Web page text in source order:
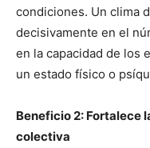
condiciones. Un clima
decisivamente en el
en la capacidad de los
un estado físico o
Beneficio 2: Fortalece
colectiva